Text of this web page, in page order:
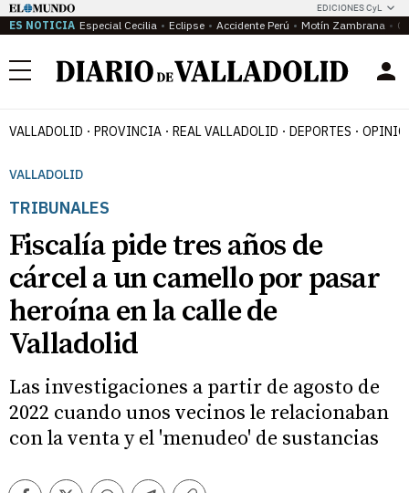
EDICIONES CyL
ES NOTICIA Especial Cecilia Eclipse Accidente Perú Motín Zambrana
Menú
VALLADOLID PROVINCIA REAL VALLADOLID DEPORTES
VALLADOLID
TRIBUNALES
Fiscalía pide tres años de
cárcel a un camello por pasar
heroína en la calle de
Valladolid
Las investigaciones a partir de agosto de
2022 cuando unos vecinos le relacionaban
con la venta y el 'menudeo' de sustancias